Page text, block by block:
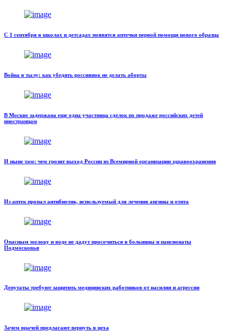
С 1 сентября в школах и детсадах появятся аптечки первой помощи нового образца
Война в тылу: как убедить россиянок не делать аборты
В Москве задержана еще одна участница сделок по продаже российских детей
иностранцам
И ныне там: чем грозит выход России из Всемирной организации здравоохранения
Из аптек пропал антибиотик, используемый для лечения ангины и отита
Опасным молоку и воде не дадут просочиться в больницы и пансионаты
Подмосковья
Депутаты требуют защитить медицинских работников от насилия и агрессии
Зачем врачей предлагают вернуть в цеха